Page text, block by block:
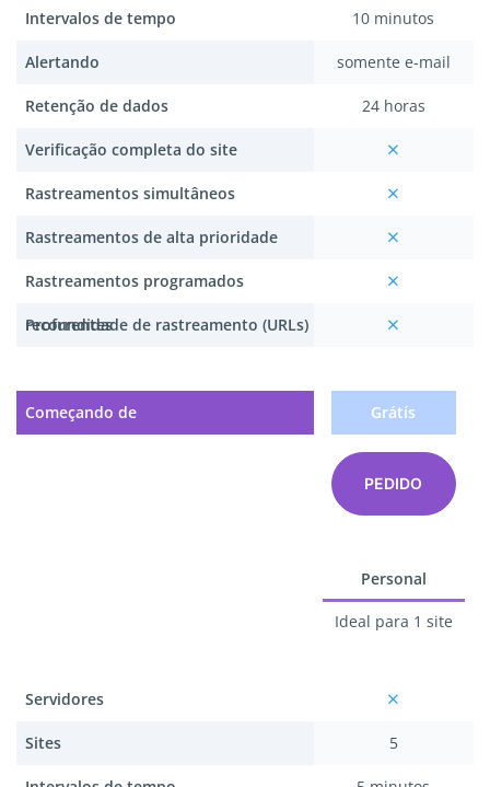
Intervalos de tempo
Alertando
Retenção de dados
Verificação completa do site
Rastreamentos simultâneos
Rastreamentos de alta prioridade
Rastreamentos programados
recorrentes
Profundidade de rastreamento (URLs)
Começando de
10 minutos
somente e-mail
24 horas
Grátís
PEDIDO
Servidores
Sites
Personal
Ideal para 1 site
5